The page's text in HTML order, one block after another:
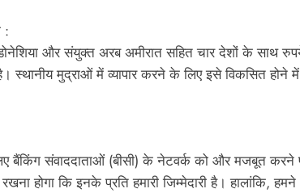
:
और संयुक्त अरब अमीरात सहित चार देशों के साथ
स्थानीय मुद्राओं में व्यापार करने के लिए इसे विकसित होने
बैंकिंग संवाददाताओं (बीसी) के नेटवर्क को और मजबूत करने
होगा कि इनके प्रति हमारी जिम्मेदारी है। हालांकि,